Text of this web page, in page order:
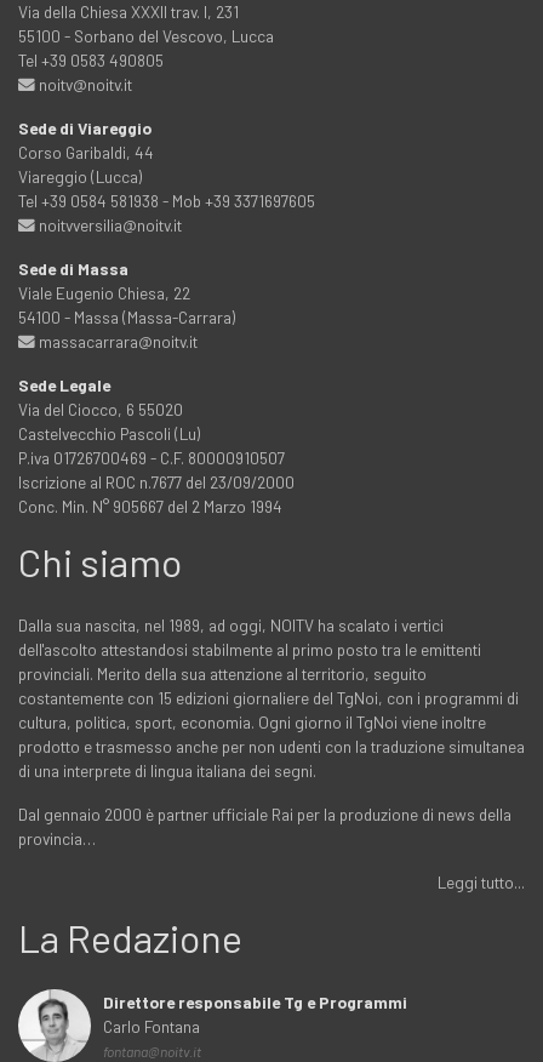
Via della Chiesa XXXII trav. I, 231
55100 - Sorbano del Vescovo, Lucca
Tel +39 0583 490805
noitv@noitv.it
Sede di Viareggio
Corso Garibaldi, 44
Viareggio (Lucca)
Tel +39 0584 581938 - Mob +39 3371697605
noitvversilia@noitv.it
Sede di Massa
Viale Eugenio Chiesa, 22
54100 - Massa (Massa-Carrara)
massacarrara@noitv.it
Sede Legale
Via del Ciocco, 6 55020
Castelvecchio Pascoli (Lu)
P.iva 01726700469 - C.F. 80000910507
Iscrizione al ROC n.7677 del 23/09/2000
Conc. Min. N° 905667 del 2 Marzo 1994
Chi siamo
Dalla sua nascita, nel 1989, ad oggi, NOITV ha scalato i vertici
dell'ascolto attestandosi stabilmente al primo posto tra le emittenti
provinciali. Merito della sua attenzione al territorio, seguito
costantemente con 15 edizioni giornaliere del TgNoi, con i programmi di
cultura, politica, sport, economia. Ogni giorno il TgNoi viene inoltre
prodotto e trasmesso anche per non udenti con la traduzione simultanea
di una interprete di lingua italiana dei segni.
Dal gennaio 2000 è partner ufficiale Rai per la produzione di news della
provincia…
Leggi tutto...
La Redazione
Direttore responsabile Tg e Programmi
Carlo Fontana
fontana@noitv.it